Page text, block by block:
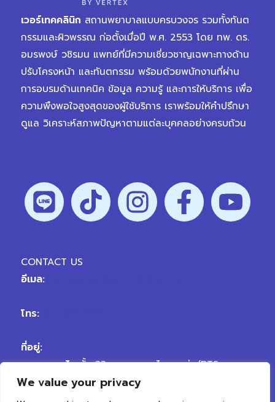
We value your privacy
เวอร์เทคคลินิก สถานพยาบาลแบบครบวงจร รวมทั้งทันต
กรรมและผิวพรรณ ก่อตั้งเมื่อปี พ.ศ. 2553 โดย ทพ. ดร.
อมรพงษ์ วชิรมน แพทย์ที่มีความเชี่ยวชาญเฉพาะทางด้าน
ปรับโครงหน้า และทันตกรรม พร้อมด้วยพนักงานที่ผ่าน
การอบรมด้านเทคนิค ข้อมูล ความรู้ และการให้บริการ เพื่อ
ความพึงพอใจสูงสุดของผู้ใช้บริการ เราพร้อมให้คำปรึกษา
ดูแล วิเคราะห์สภาพปัญหาตามแต่ละบุคคลอย่างครบถ้วน
CONTACT US
อีเมล:
โทร:
ที่อยู่:
สาขา พญาไทชั้น 33 อาคารพญาไทพลาซ่า (BTS
พญาไท) ถนนพญาไท เขตราชเทวี กรุงเทพมหานคร
10400